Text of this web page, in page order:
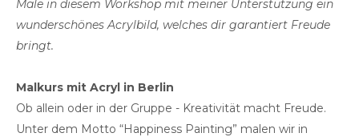
Male in diesem Workshop mit meiner Unterstützung ein
wunderschönes Acrylbild, welches dir garantiert Freude
bringt.
Malkurs mit Acryl in Berlin
Ob allein oder in der Gruppe - Kreativität macht Freude.
Unter dem Motto “Happiness Painting” malen wir in